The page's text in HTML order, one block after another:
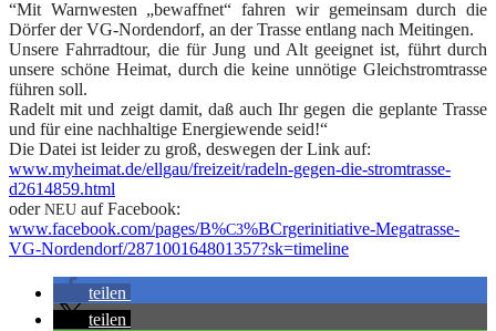
“Mit Warn­wes­ten „bewaff­net“ fah­ren wir gemein­sam durch die
Dör­fer der VG-Nor­den­dorf, an der Tras­se ent­lang nach Meit­in­gen.
Unse­re Fahr­rad­tour, die für Jung und Alt geeig­net ist, führt durch
unse­re schö­ne Hei­mat, durch die kei­ne unnö­ti­ge Gleich­strom­tras­se
füh­ren soll.
Radelt mit und zeigt damit, daß auch Ihr gegen die geplan­te Tras­se
und für eine nach­hal­ti­ge Ener­gie­wen­de seid!“
Die Datei ist lei­der zu groß, des­we­gen der Link auf:
www.myheimat.de/ellgau/frei­zei­t/ra­deln-gegen-die-stromtrasse-
d2614859.html
oderNEU auf Face­book:
www.facebook.com/pages/B%C3%BCrgerinitiative-Mega­tras­se-
VG-Nor­den­dor­f/287100164801357?sk=timeline
tei­len
tei­len